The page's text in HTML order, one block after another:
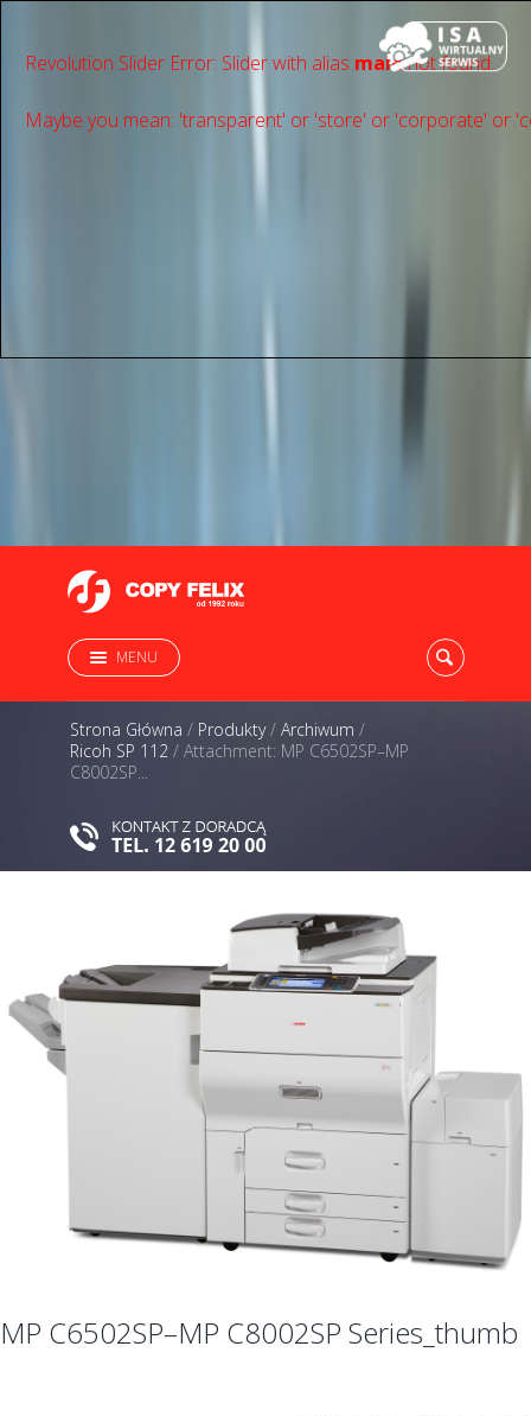
Revolution Slider Error: Slider with alias mainnot found.
Maybe you mean: 'transparent' or 'store' or 'сorporate' or
MENU
Strona Główna / Produkty/ Archiwum /
Ricoh SP 112 / Attachment: MP C6502SP–MP
C8002SP...
MP C6502SP–MP C8002SP Series_thumb